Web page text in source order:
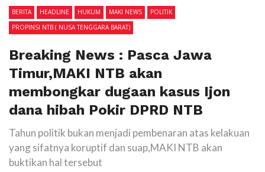
BERITA HEADLINE HUKUM MAKI NEWS
POLITIK
PROPINSI NTB ( NUSA TENGGARA BARAT)
Breaking News : Pasca Jawa
Timur,MAKI NTB akan
membongkar dugaan kasus Ijon
dana hibah Pokir DPRD NTB
Tahun politik bukan menjadi pembenaran atas kelakuan
yang sifatnya koruptif dan suap,MAKI NTB akan
buktikan hal tersebut